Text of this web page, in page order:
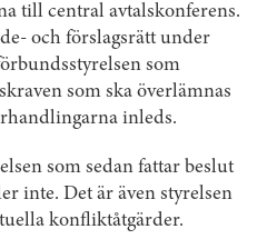
till central avtalskonferens.
och förslagsrätt under
som
som ska överlämnas
inleds.
som sedan fattar beslut
inte. Det är även styrelsen
konfliktåtgärder.